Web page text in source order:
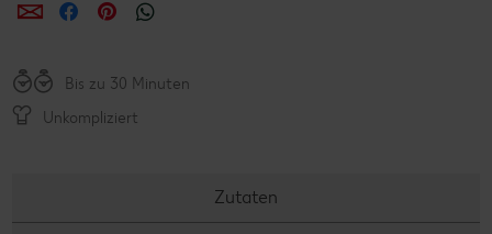
per E-Mail teilen
per Facebook teilen
per Pinterest teilen
Bis zu 30 Minuten
Unkompliziert
Zutaten